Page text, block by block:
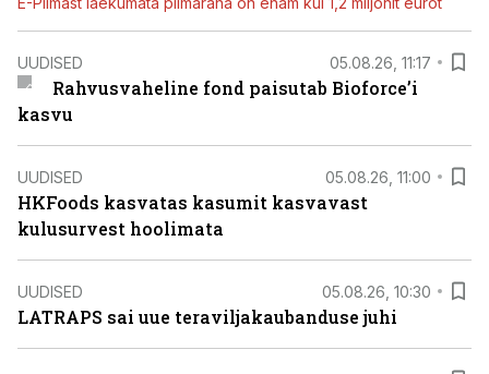
UUDISED 05.08.26, 11:17
Rahvusvaheline fond paisutab Bioforce’i
kasvu
UUDISED 05.08.26, 11:00
HKFoods kasvatas kasumit kasvavast
kulusurvest hoolimata
UUDISED 05.08.26, 10:30
LATRAPS sai uue teraviljakaubanduse juhi